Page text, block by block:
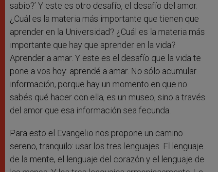
sabio?’ Y este es otro desafío, el desafío del amor.
¿Cuál es la materia más importante que tienen que
aprender en la Universidad? ¿Cuál es la materia más
importante que hay que aprender en la vida?
Aprender a amar. Y este es el desafío que la vida te
pone a vos hoy: aprendé a amar. No sólo acumular
información, porque hay un momento en que no
sabés qué hacer con ella, es un museo, sino a través
del amor que esa información sea fecunda.
Para esto el Evangelio nos propone un camino
sereno, tranquilo: usar los tres lenguajes. El lenguaje
de la mente, el lenguaje del corazón y el lenguaje de